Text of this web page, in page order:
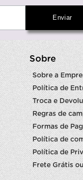
Sobre
Sobre a
Política de
Troca e
Regras de
Formas de
Política de
Política de
Frete Grátis